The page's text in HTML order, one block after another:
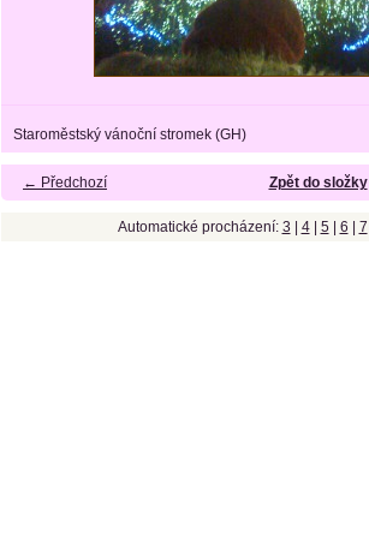
Staroměstský vánoční stromek (GH)
← Předchozí Zpět do složky
Automatické procházení: 3 4| 5| 6 7